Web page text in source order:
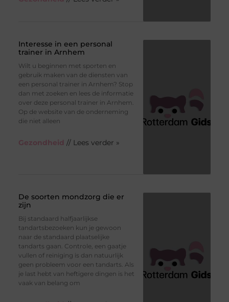
Interesse in een personal
trainer in Arnhem
Wilt u beginnen met sporten en
gebruik maken van de diensten van
een personal trainer in Arnhem? Stop
dan met zoeken en lees de informatie
over deze personal trainer in Arnhem.
Op de website van de onderneming
die niet alleen
Gezondheid // Lees verder »
De soorten mondzorg die er
zijn
Bij standaard halfjaarlijkse
tandartsbezoeken kun je gewoon
naar de standaard plaatselijke
tandarts gaan. Controle, een gaatje
vullen of reiniging is dan natuurlijk
geen probleem voor een tandarts. Als
je last hebt van heftigere dingen is het
vaak van belang om